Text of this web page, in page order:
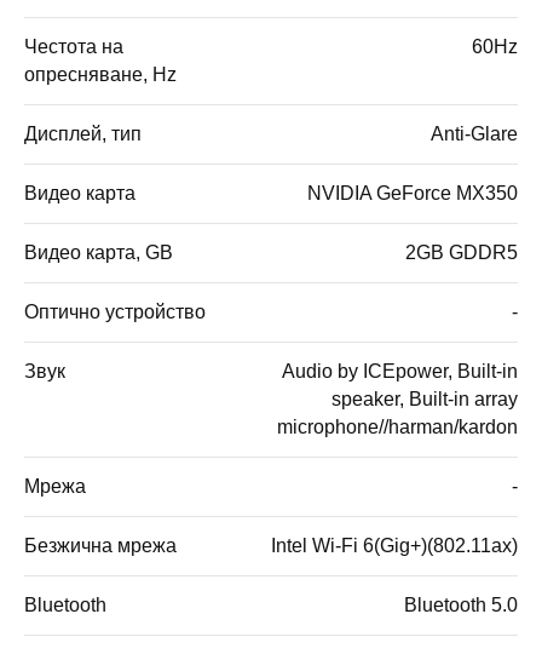
Честота на
опресняване, Hz
60Hz
Дисплей, тип Anti-Glare
Видео карта NVIDIA GeForce MX350
Видео карта, GB 2GB GDDR5
Оптично устройство -
Звук
Audio by ICEpower, Built-in
speaker, Built-in array
microphone//harman/kardon
Мрежа -
Безжична мрежа Intel Wi-Fi 6(Gig+)(802.11ax)
Bluetooth Bluetooth 5.0